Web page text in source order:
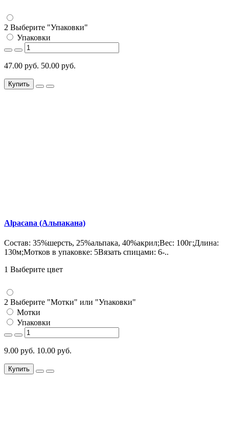
2 Выберите "Упаковки"
Упаковки
47.00 руб. 50.00 руб.
Купить
Alpacana (Альпакана)
Состав: 35%шерсть, 25%альпака, 40%акрил;Вес: 100г;Длина:
130м;Мотков в упаковке: 5Вязать спицами: 6-..
1 Выберите цвет
2 Выберите "Мотки" или "Упаковки"
Мотки
Упаковки
9.00 руб. 10.00 руб.
Купить